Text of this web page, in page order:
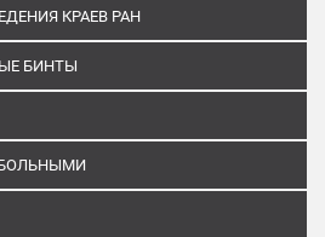
КРАЕВ РАН
БИНТЫ